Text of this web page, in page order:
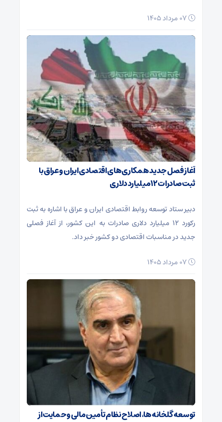
آغاز فصل جدید همکاری‌های اقتصادی ایران و عراق با
ثبت صادرات ۱۲ میلیارد دلاری
دبیر ستاد توسعه روابط اقتصادی ایران و عراق با اشاره به ثبت
رکورد ۱۲ میلیارد دلاری صادرات به این کشور، از آغاز فصلی
جدید در مناسبات اقتصادی دو کشور خبر داد.
توسعه گلخانه‌ها، اصلاح نظام تأمین مالی و حمایت از